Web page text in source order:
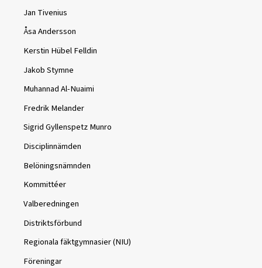
Jan Tivenius
Åsa Andersson
Kerstin Hübel Felldin
Jakob Stymne
Muhannad Al-Nuaimi
Fredrik Melander
Sigrid Gyllenspetz Munro
Disciplinnämden
Belöningsnämnden
Kommittéer
Valberedningen
Distriktsförbund
Regionala fäktgymnasier (NIU)
Föreningar